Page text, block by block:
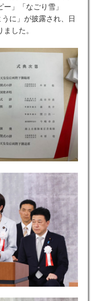
」「なごり雪」
うに」が披露され、日
した。